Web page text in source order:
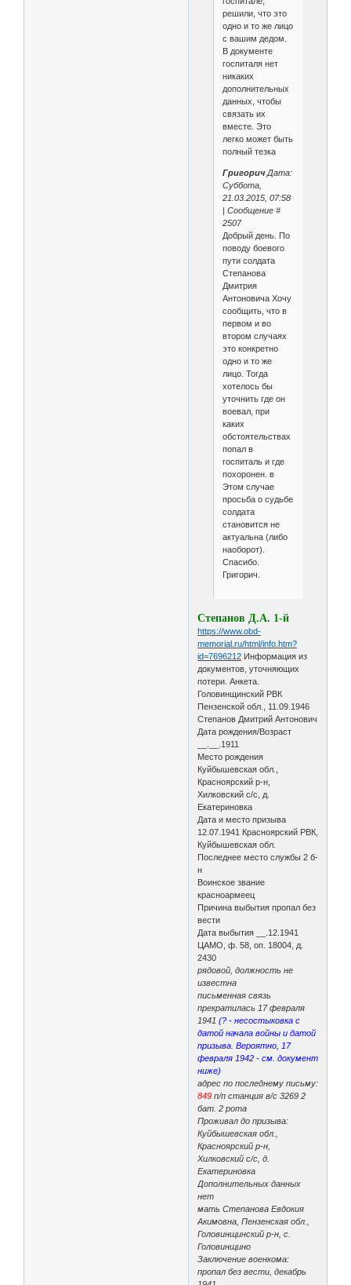
решили, что это
одно и то же лицо
с вашим дедом.
В документе
госпиталя нет
никаких
дополнительных
данных, чтобы
связать их
вместе. Это
легко может быть
полный тезка
ГригоричДата:
Суббота,
21.03.2015, 07:58
| Сообщение #
2507
Добрый день. По
поводу боевого
пути солдата
Степанова
Дмитрия
Антоновича Хочу
сообщить, что в
первом и во
втором случаях
это конкретно
одно и то же
лицо. Тогда
хотелось бы
уточнить где он
воевал, при
каких
обстоятельствах
попал в
госпиталь и где
похоронен. в
Этом случае
просьба о судьбе
солдата
становится не
актуальна (либо
наоборот).
Спасибо.
Григорич.
Степанов Д.А. 1-й
https://www.obd-
memorial.ru/html/info.htm?
id=7696212 Информация из
документов, уточняющих
потери. Анкета.
Головинщинский РВК
Пензенской обл., 11.09.1946
Степанов Дмитрий Антонович
Дата рождения/Возраст
__.__.1911
Место рождения
Куйбышевская обл.,
Красноярский р-н,
Хилковский с/с, д.
Екатериновка
Дата и место призыва
12.07.1941 Красноярский РВК,
Куйбышевская обл.
Последнее место службы 2 б-
н
Воинское звание
красноармеец
Причина выбытия пропал без
вести
Дата выбытия __.12.1941
ЦАМО, ф. 58, оп. 18004, д.
2430
рядовой, должность не
известна
письменная связь
прекратилась 17 февраля
1941(? - несостыковка с
датой начала войны и датой
призыва. Вероятно, 17
февраля 1942 - см. документ
ниже)
адрес по последнему письму:
849 п/п станция в/с 3269 2
бат. 2 рота
Проживал до призыва:
Куйбышевская обл.,
Красноярский р-н,
Хилковский с/с, д.
Екатериновка
Дополнительных данных
нет
мать Степанова Евдокия
Акимовна, Пензенская обл.,
Головинщинский р-н, с.
Головинщино
Заключение военкома:
пропал без вести, декабрь